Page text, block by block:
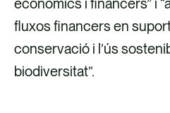
fluxos financers en
conservació i l’ús
biodiversitat”.